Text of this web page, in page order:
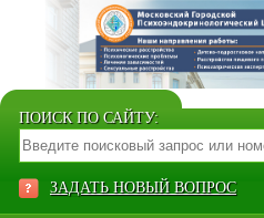
ПОИСК ПО САЙТУ:
ЗАДАТЬ НОВЫЙ ВОПРОС